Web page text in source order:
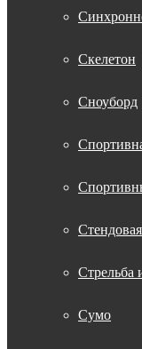
Скелетон
Сноуборд
Стрельба
Сумо